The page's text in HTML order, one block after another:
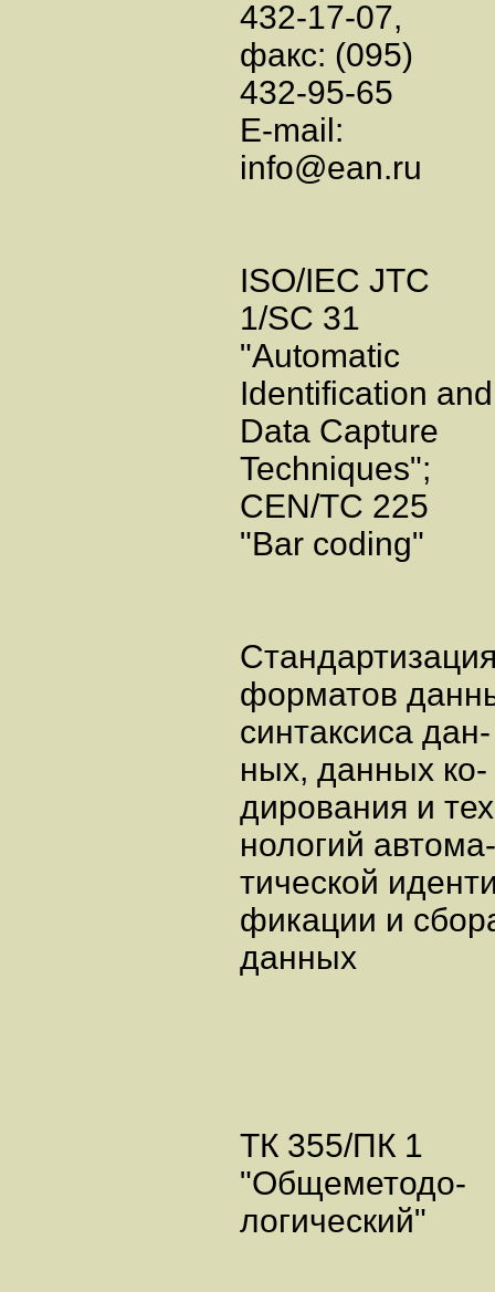
432-17-07,
факс: (095)
432-95-65
E-mail:
info@ean.ru
ISO/IEC JTC
1/SC 31
"Automatic
Identification and
Data Capture
Techniques";
CEN/TC 225
"Bar coding"
форматов
синтаксиса дан-
ных, данных ко-
дирования и
нологий автома-
тической
фикации и
данных
ТК 355/ПК 1
"Общеметодо-
логический"